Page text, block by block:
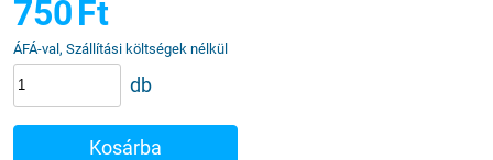
750Ft
ÁFÁ-val, Szállítási költségek nélkül
db
Kosárba